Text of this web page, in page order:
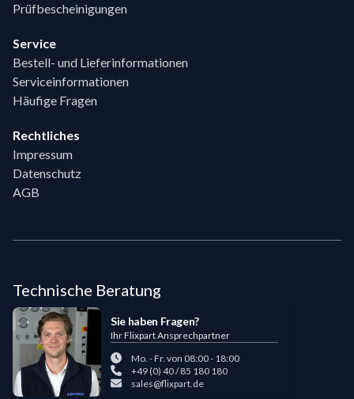
Prüfbescheinigungen
Service
Bestell- und Lieferinformationen
Serviceinformationen
Häufige Fragen
Rechtliches
Impressum
Datenschutz
AGB
Technische Beratung
Sie haben Fragen?
Ihr Flixpart Ansprechpartner
Mo. - Fr. von 08:00 - 18:00
+49 (0) 40 / 85 180 180
sales@flixpart.de